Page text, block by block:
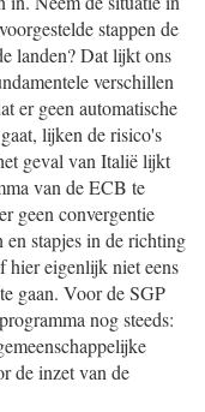
stappen de
landen? Dat lijkt ons
verschillen
er geen automatische
lijken de risico's
geval van Italië lijkt
van de ECB te
geen convergentie
en stapjes in de richting
hier eigenlijk niet eens
gaan. Voor de SGP
nog steeds:
de inzet van de